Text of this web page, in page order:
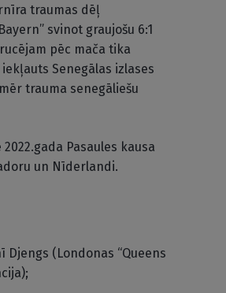
traumas dēļ
svinot graujošu 6:1
pēc mača tika
Senegālas izlases
trauma senegāliešu
Pasaules kausa
un Nīderlandi.
Djengs (Londonas “Queens